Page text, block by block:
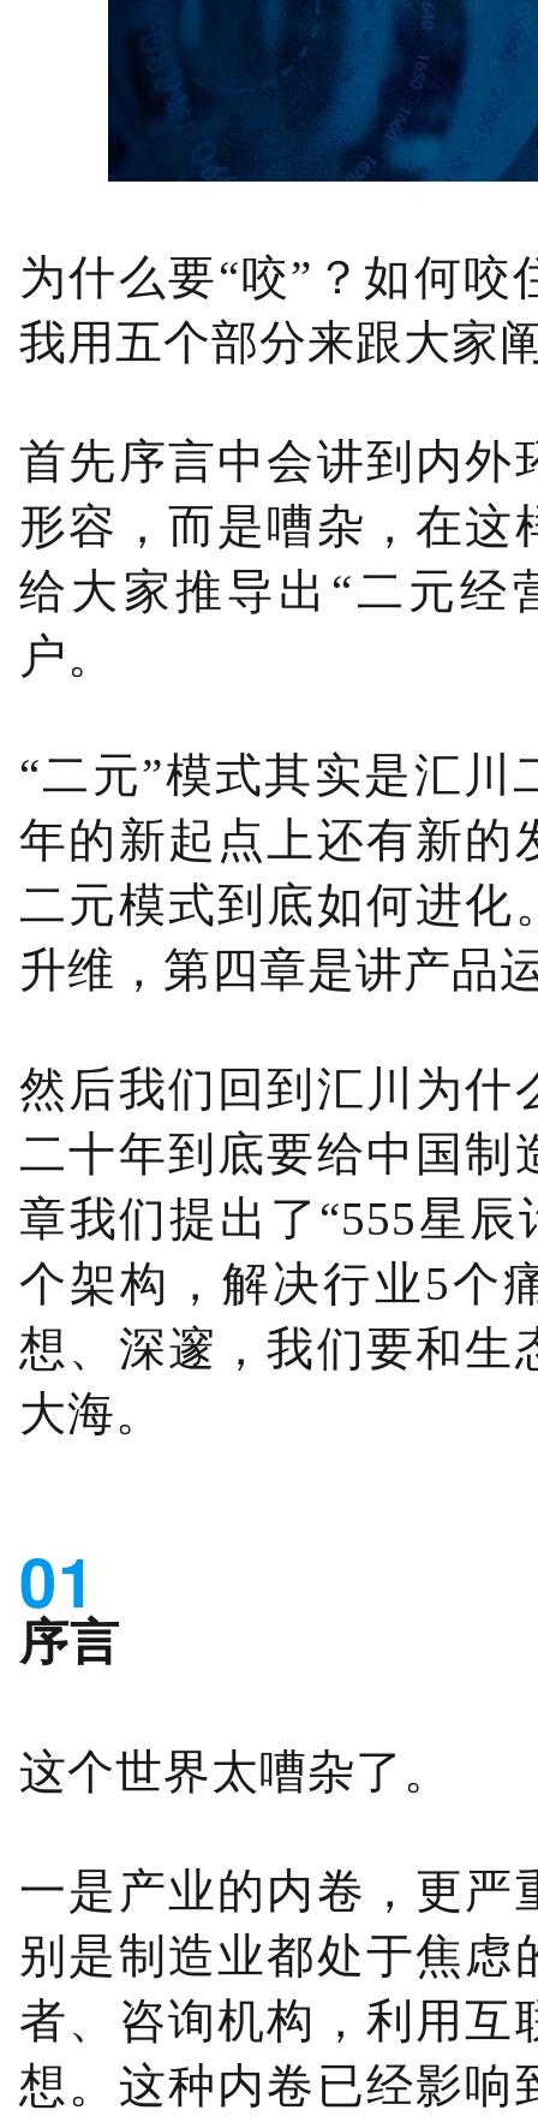
为什么要“咬”？如何
我用五个部分来跟大家
首先序言中会讲到内外
形容，而是嘈杂，在这
给大家推导出“二元经
户。
“二元”模式其实是汇
年的新起点上还有新的
二元模式到底如何进化
升维，第四章是讲产品
然后我们回到汇川为什
二十年到底要给中国制
章我们提出了“555星
个架构，解决行业5个
想、深邃，我们要和生
大海。
01
序言
这个世界太嘈杂了。
一是产业的内卷，更严
别是制造业都处于焦虑
者、咨询机构，利用互
想。这种内卷已经影响